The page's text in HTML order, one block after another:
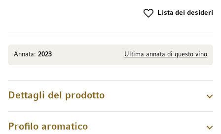
Annata: 2023 Ultima annata di questo vino
Lista dei desideri
Dettagli del prodotto
Profilo aromatico